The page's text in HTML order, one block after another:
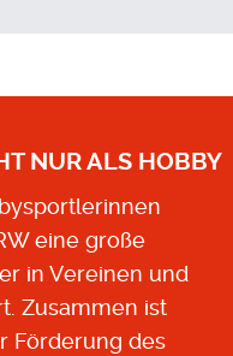
NUR ALS HOBBY
eine große
in Vereinen und
Zusammen ist
Förderung des